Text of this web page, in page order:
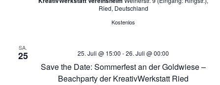
Ried, Deutschland
Kostenlos
SA.
25
Save the Date: Sommerfest an der Goldwiese –
Beachparty der KreativWerkstatt Ried
25. Juli @ 15:00 -26. Juli @ 00:00